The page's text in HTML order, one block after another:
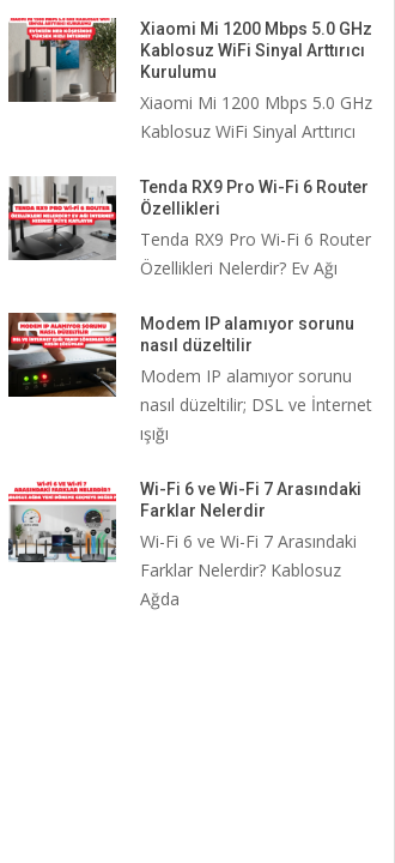
Xiaomi Mi 1200 Mbps 5.0 GHz
Kablosuz WiFi Sinyal Arttırıcı
Kurulumu
Xiaomi Mi 1200 Mbps 5.0 GHz
Kablosuz WiFi Sinyal Arttırıcı
Tenda RX9 Pro Wi-Fi 6 Router
Özellikleri
Tenda RX9 Pro Wi-Fi 6 Router
Özellikleri Nelerdir? Ev Ağı
Modem IP alamıyor sorunu
nasıl düzeltilir
Modem IP alamıyor sorunu
nasıl düzeltilir; DSL ve İnternet
ışığı
Wi-Fi 6 ve Wi-Fi 7 Arasındaki
Farklar Nelerdir
Wi-Fi 6 ve Wi-Fi 7 Arasındaki
Farklar Nelerdir? Kablosuz
Ağda